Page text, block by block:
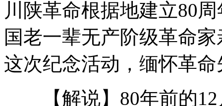
王宝强给范冰冰推油 妻子监督
拍客：北京地铁现“撒尿哥”地铁站淡定撒尿
川陕革命根据地建立80
国老一辈无产阶级革命
这次纪念活动，缅怀革
【解说】80年前的12